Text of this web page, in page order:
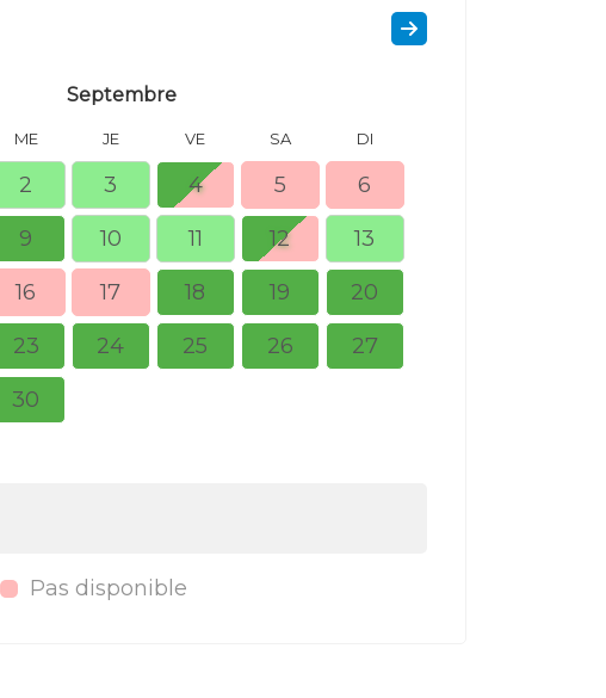
Septembre
ME JE VE SA DI
2 3 4 5 6
9 10 11 12 13
16 17 18 19 20
23 24 25 26 27
30
Pas disponible